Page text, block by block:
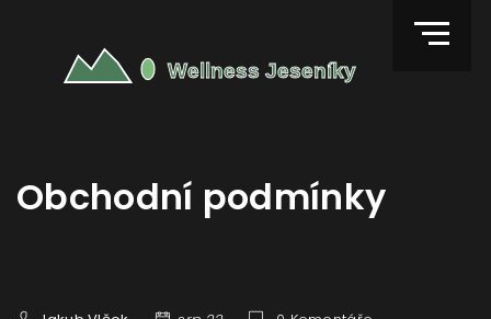
Obchodní podmínky